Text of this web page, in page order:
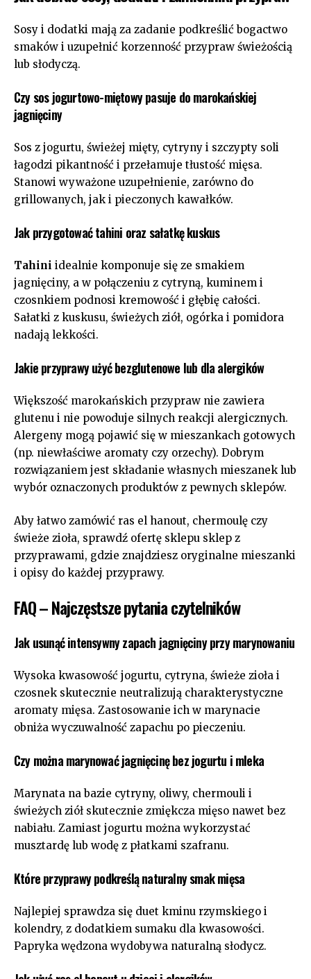
Sosy i dodatki mają za zadanie podkreślić bogactwo
smaków i uzupełnić korzenność przypraw świeżością
lub słodyczą.
Czy sos jogurtowo-miętowy pasuje do marokańskiej
jagnięciny
Sos z jogurtu, świeżej mięty, cytryny i szczypty soli
łagodzi pikantność i przełamuje tłustość mięsa.
Stanowi wyważone uzupełnienie, zarówno do
grillowanych, jak i pieczonych kawałków.
Jak przygotować tahini oraz sałatkę kuskus
Tahini idealnie komponuje się ze smakiem
jagnięciny, a w połączeniu z cytryną, kuminem i
czosnkiem podnosi kremowość i głębię całości.
Sałatki z kuskusu, świeżych ziół, ogórka i pomidora
nadają lekkości.
Jakie przyprawy użyć bezglutenowe lub dla alergików
Większość marokańskich przypraw nie zawiera
glutenu i nie powoduje silnych reakcji alergicznych.
Alergeny mogą pojawić się w mieszankach gotowych
(np. niewłaściwe aromaty czy orzechy). Dobrym
rozwiązaniem jest składanie własnych mieszanek lub
wybór oznaczonych produktów z pewnych sklepów.
Aby łatwo zamówić ras el hanout, chermoulę czy
świeże zioła, sprawdź ofertę sklepu sklep z
przyprawami, gdzie znajdziesz oryginalne mieszanki
i opisy do każdej przyprawy.
FAQ – Najczęstsze pytania czytelników
Jak usunąć intensywny zapach jagnięciny przy marynowaniu
Wysoka kwasowość jogurtu, cytryna, świeże zioła i
czosnek skutecznie neutralizują charakterystyczne
aromaty mięsa. Zastosowanie ich w marynacie
obniża wyczuwalność zapachu po pieczeniu.
Czy można marynować jagnięcinę bez jogurtu i mleka
Marynata na bazie cytryny, oliwy, chermouli i
świeżych ziół skutecznie zmiękcza mięso nawet bez
nabiału. Zamiast jogurtu można wykorzystać
musztardę lub wodę z płatkami szafranu.
Które przyprawy podkreślą naturalny smak mięsa
Najlepiej sprawdza się duet kminu rzymskiego i
kolendry, z dodatkiem sumaku dla kwasowości.
Papryka wędzona wydobywa naturalną słodycz.